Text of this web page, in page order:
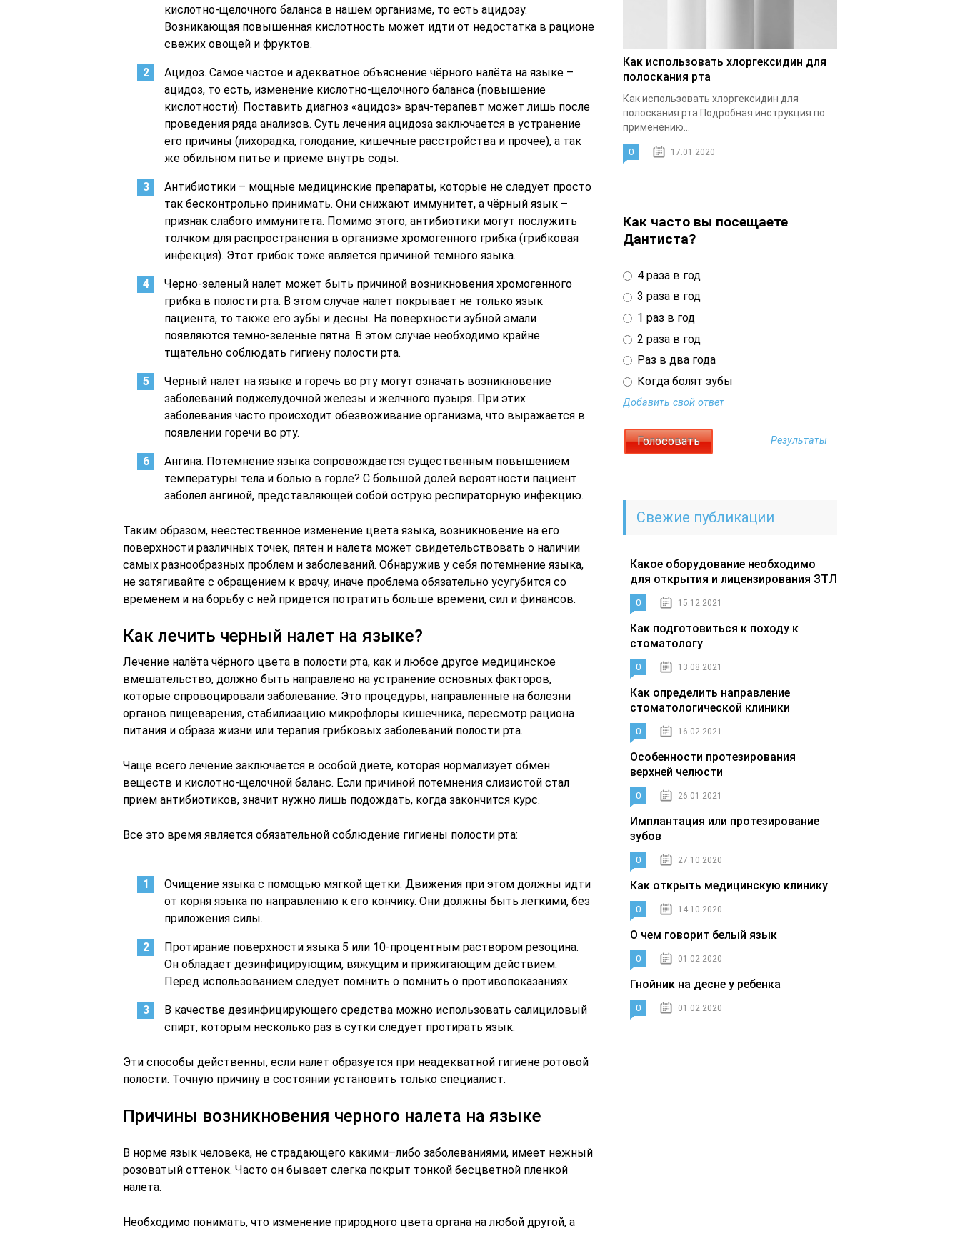
кислотно-щелочного баланса в нашем организме, то есть ацидозу.
Возникающая повышенная кислотность может идти от недостатка в рационе
свежих овощей и фруктов.
Ацидоз. Самое частое и адекватное объяснение чёрного налёта на языке –
ацидоз, то есть, изменение кислотно-щелочного баланса (повышение
кислотности). Поставить диагноз «ацидоз» врач-терапевт может лишь после
проведения ряда анализов. Суть лечения ацидоза заключается в устранение
его причины (лихорадка, голодание, кишечные расстройства и прочее), а так
же обильном питье и приеме внутрь соды.
Антибиотики – мощные медицинские препараты, которые не следует просто
так бесконтрольно принимать. Они снижают иммунитет, а чёрный язык –
признак слабого иммунитета. Помимо этого, антибиотики могут послужить
толчком для распространения в организме хромогенного грибка (грибковая
инфекция). Этот грибок тоже является причиной темного языка.
Черно-зеленый налет может быть причиной возникновения хромогенного
грибка в полости рта. В этом случае налет покрывает не только язык
пациента, то также его зубы и десны. На поверхности зубной эмали
появляются темно-зеленые пятна. В этом случае необходимо крайне
тщательно соблюдать гигиену полости рта.
Черный налет на языке и горечь во рту могут означать возникновение
заболеваний поджелудочной железы и желчного пузыря. При этих
заболевания часто происходит обезвоживание организма, что выражается в
появлении горечи во рту.
Ангина. Потемнение языка сопровождается существенным повышением
температуры тела и болью в горле? С большой долей вероятности пациент
заболел ангиной, представляющей собой острую респираторную инфекцию.
Таким образом, неестественное изменение цвета языка, возникновение на его
поверхности различных точек, пятен и налета может свидетельствовать о наличии
самых разнообразных проблем и заболеваний. Обнаружив у себя потемнение языка,
не затягивайте с обращением к врачу, иначе проблема обязательно усугубится со
временем и на борьбу с ней придется потратить больше времени, сил и финансов.
Как лечить черный налет на языке?
Лечение налёта чёрного цвета в полости рта, как и любое другое медицинское
вмешательство, должно быть направлено на устранение основных факторов,
которые спровоцировали заболевание. Это процедуры, направленные на болезни
органов пищеварения, стабилизацию микрофлоры кишечника, пересмотр рациона
питания и образа жизни или терапия грибковых заболеваний полости рта.
Чаще всего лечение заключается в особой диете, которая нормализует обмен
веществ и кислотно-щелочной баланс. Если причиной потемнения слизистой стал
прием антибиотиков, значит нужно лишь подождать, когда закончится курс.
Все это время является обязательной соблюдение гигиены полости рта:
Очищение языка с помощью мягкой щетки. Движения при этом должны идти
от корня языка по направлению к его кончику. Они должны быть легкими, без
приложения силы.
Протирание поверхности языка 5 или 10-процентным раствором резоцина.
Он обладает дезинфицирующим, вяжущим и прижигающим действием.
Перед использованием следует помнить о помнить о противопоказаниях.
В качестве дезинфицирующего средства можно использовать салициловый
спирт, которым несколько раз в сутки следует протирать язык.
Эти способы действенны, если налет образуется при неадекватной гигиене ротовой
полости. Точную причину в состоянии установить только специалист.
Причины возникновения черного налета на языке
В норме язык человека, не страдающего какими–либо заболеваниями, имеет нежный
розоватый оттенок. Часто он бывает слегка покрыт тонкой бесцветной пленкой
налета.
Необходимо понимать, что изменение природного цвета органа на любой другой, а
Как использовать хлоргексидин для
полоскания рта
Как использовать хлоргексидин для
полоскания рта Подробная инструкция по
применению...
0 17.01.2020
Как часто вы посещаете
Дантиста?
4 раза в год
3 раза в год
1 раз в год
2 раза в год
Раз в два года
Когда болят зубы
Добавить свой ответ
Результаты
Свежие публикации
Какое оборудование необходимо
для открытия и лицензирования ЗТЛ
0 15.12.2021
Как подготовиться к походу к
стоматологу
0 13.08.2021
Как определить направление
стоматологической клиники
0 16.02.2021
Особенности протезирования
верхней челюсти
0 26.01.2021
Имплантация или протезирование
зубов
0 27.10.2020
Как открыть медицинскую клинику
0 14.10.2020
О чем говорит белый язык
0 01.02.2020
Гнойник на десне у ребенка
0 01.02.2020